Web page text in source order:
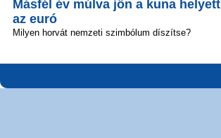
Másfél év múlva jön a kuna helyett
az euró
Milyen horvát nemzeti szimbólum díszítse?